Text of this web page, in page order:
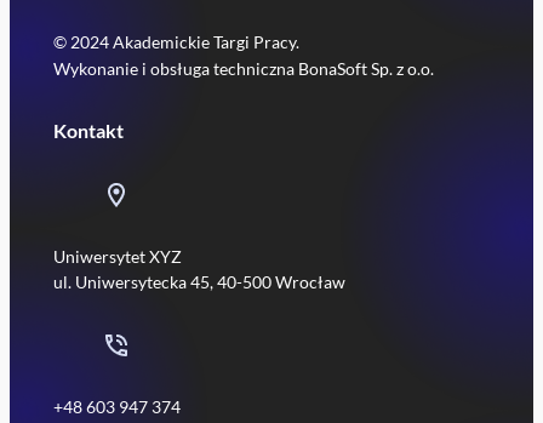
© 2024 Akademickie Targi Pracy.
Wykonanie i obsługa techniczna BonaSoft Sp. z o.o.
Kontakt
Uniwersytet XYZ
ul. Uniwersytecka 45, 40-500 Wrocław
+48 603 947 374